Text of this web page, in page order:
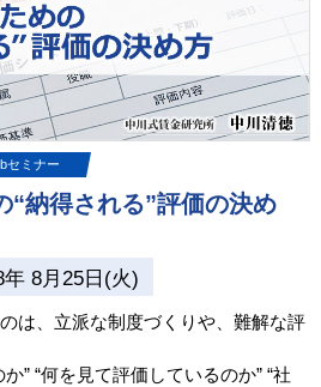
セミナー
“納得される”評価の決め
年 8月25日(火)
は、立派な制度づくりや、難解な評
” “何を見て評価しているのか” “社